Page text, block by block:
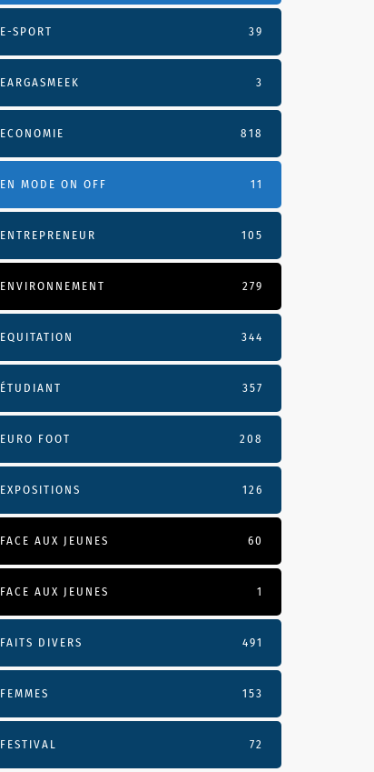
E-SPORT 39
EARGASMEEK 3
ECONOMIE 818
EN MODE ON OFF 11
ENTREPRENEUR 105
ENVIRONNEMENT 279
EQUITATION 344
ÉTUDIANT 357
EURO FOOT 208
EXPOSITIONS 126
FACE AUX JEUNES 60
FACE AUX JEUNES 1
FAITS DIVERS 491
FEMMES 153
FESTIVAL 72